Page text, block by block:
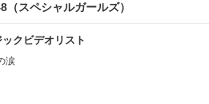
（スペシャルガールズ）
ックビデオリスト
涙